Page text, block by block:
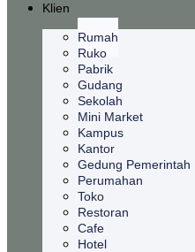
Klien
Rumah
Ruko
Pabrik
Gudang
Sekolah
Mini Market
Kampus
Kantor
Gedung Pemerintah
Perumahan
Toko
Restoran
Cafe
Hotel